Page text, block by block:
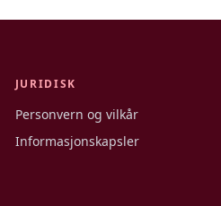
JURIDISK
Personvern og vilkår
Informasjonskapsler